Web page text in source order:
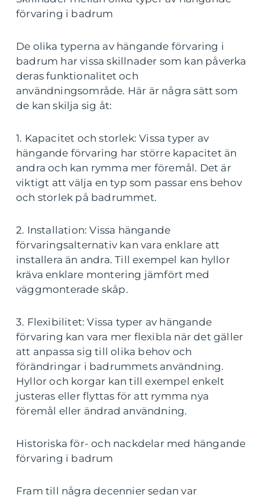
förvaring i badrum
De olika typerna av hängande förvaring i
badrum har vissa skillnader som kan påverka
deras funktionalitet och
användningsområde. Här är några sätt som
de kan skilja sig åt:
1. Kapacitet och storlek: Vissa typer av
hängande förvaring har större kapacitet än
andra och kan rymma mer föremål. Det är
viktigt att välja en typ som passar ens behov
och storlek på badrummet.
2. Installation: Vissa hängande
förvaringsalternativ kan vara enklare att
installera än andra. Till exempel kan hyllor
kräva enklare montering jämfört med
väggmonterade skåp.
3. Flexibilitet: Vissa typer av hängande
förvaring kan vara mer flexibla när det gäller
att anpassa sig till olika behov och
förändringar i badrummets användning.
Hyllor och korgar kan till exempel enkelt
justeras eller flyttas för att rymma nya
föremål eller ändrad användning.
Historiska för- och nackdelar med hängande
förvaring i badrum
Fram till några decennier sedan var